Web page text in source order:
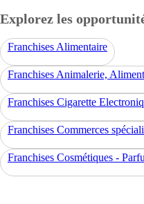
Explorez les
Franchises Alimentaire
Franchises Animalerie,
Franchises Cigarette
Franchises Commerces
Franchises Cosmétiques -